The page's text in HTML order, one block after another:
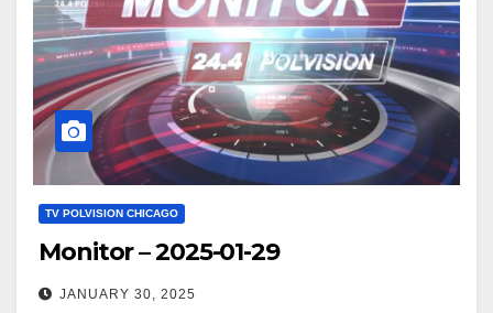
TV POLVISION CHICAGO
Monitor – 2025-01-29
JANUARY 30, 2025